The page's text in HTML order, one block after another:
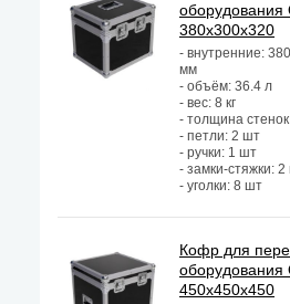
380х300х320
- внутренние:
мм
- объём: 36.4 л
- вес: 8 кг
- толщина
- петли: 2 шт
- ручки: 1 шт
- замки-стяжки:
- уголки: 8 шт
Кофр для
450х450х450